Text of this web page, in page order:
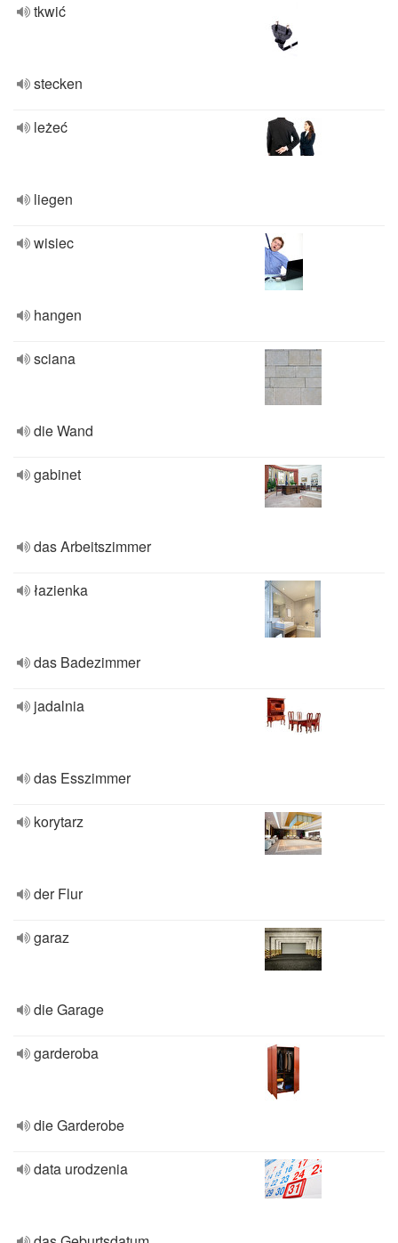
tkwić
stecken
leżeć
liegen
wisiec
hangen
sciana
die Wand
gabinet
das Arbeitszimmer
łazienka
das Badezimmer
jadalnia
das Esszimmer
korytarz
der Flur
garaz
die Garage
garderoba
die Garderobe
data urodzenia